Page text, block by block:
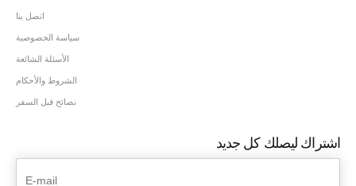
اتصل بنا
سياسة الخصوصية
الأسئلة الشائعة
الشروط والأحكام
نصائح قبل السفر
اشتراك ليصلك كل جديد